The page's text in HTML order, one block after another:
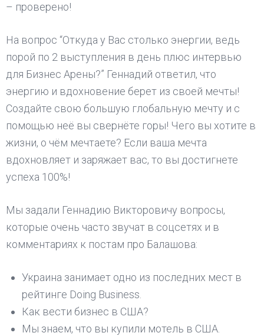
– проверено!
На вопрос “Откуда у Вас столько энергии, ведь
порой по 2 выступления в день плюс интервью
для Бизнес Арены?” Геннадий ответил, что
энергию и вдохновение берет из своей мечты!
Создайте свою большую глобальную мечту и с
помощью неё вы свернёте горы! Чего вы хотите в
жизни, о чём мечтаете? Если ваша мечта
вдохновляет и заряжает вас, то вы достигнете
успеха 100%!
Мы задали Геннадию Викторовичу вопросы,
которые очень часто звучат в соцсетях и в
комментариях к постам про Балашова:
Украина занимает одно из последних мест в
рейтинге Doing Business.
Как вести бизнес в США?
Мы знаем, что вы купили мотель в США.